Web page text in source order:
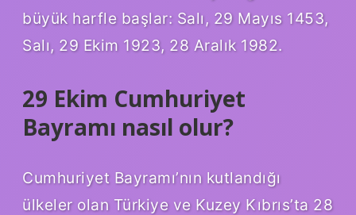
büyük harfle başlar: Salı, 29 Mayıs 1453,
Salı, 29 Ekim 1923, 28 Aralık 1982.
29 Ekim Cumhuriyet
Bayramı nasıl olur?
Cumhuriyet Bayramı’nın kutlandığı
ülkeler olan Türkiye ve Kuzey Kıbrıs’ta 28